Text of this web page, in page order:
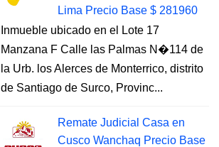
Lima Precio Base $ 281960
Inmueble ubicado en el Lote 17
Manzana F Calle las Palmas N�114 de
la Urb. los Alerces de Monterrico, distrito
de Santiago de Surco, Provinc...
Remate Judicial Casa en
Cusco Wanchaq Precio Base